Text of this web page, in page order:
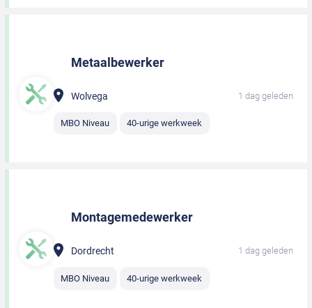
Metaalbewerker
Wolvega 1 dag geleden
MBO Niveau 40-urige werkweek
Montagemedewerker
Dordrecht 1 dag geleden
MBO Niveau 40-urige werkweek